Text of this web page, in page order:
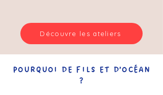
Découvre les ateliers
POURQUOI DE FILS ET D’OCÉAN
?